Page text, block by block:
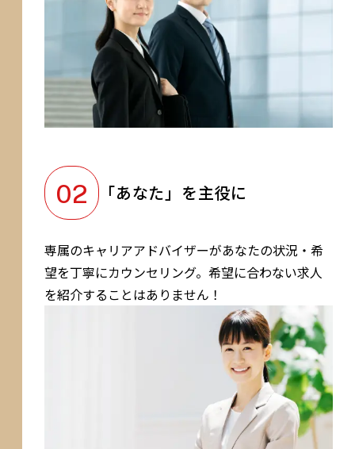
「あなた」を主役に
専属のキャリアアドバイザーがあなたの状況・希
望を丁寧にカウンセリング。希望に合わない求人
を紹介することはありません！